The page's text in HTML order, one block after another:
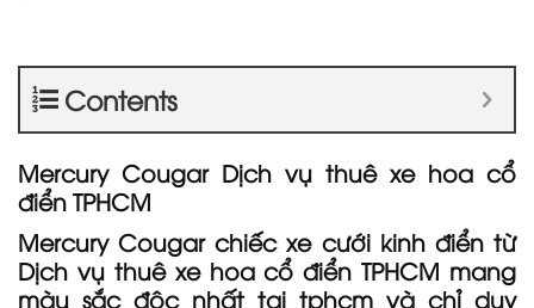
Contents
Mercury Cougar Dịch vụ thuê xe hoa cổ
điển TPHCM
Mercury Cougar chiếc xe cưới kinh điển từ
Dịch vụ thuê xe hoa cổ điển TPHCM mang
màu sắc độc nhất tại tphcm và chỉ duy